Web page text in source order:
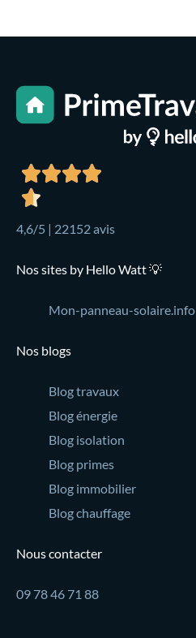
4,6/5 | 22152 avis
Nos sites by Hello Watt 💡
Mon-panneau-solaire.info
Nos blogs
Blog travaux
Blog énergie
Blog isolation
Blog primes
Blog immobilier
Blog chauffage
Nous contacter
09 78 46 71 88